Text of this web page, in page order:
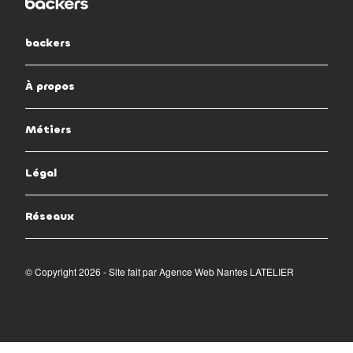
backers
À propos
Métiers
Légal
Réseaux
© Copyright 2026 - Site fait parAgence Web Nantes LATELIER